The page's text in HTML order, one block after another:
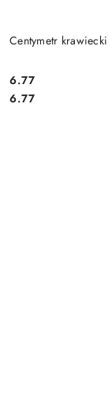
Centymetr krawiecki
Cena:
6.77
Cena:
6.77